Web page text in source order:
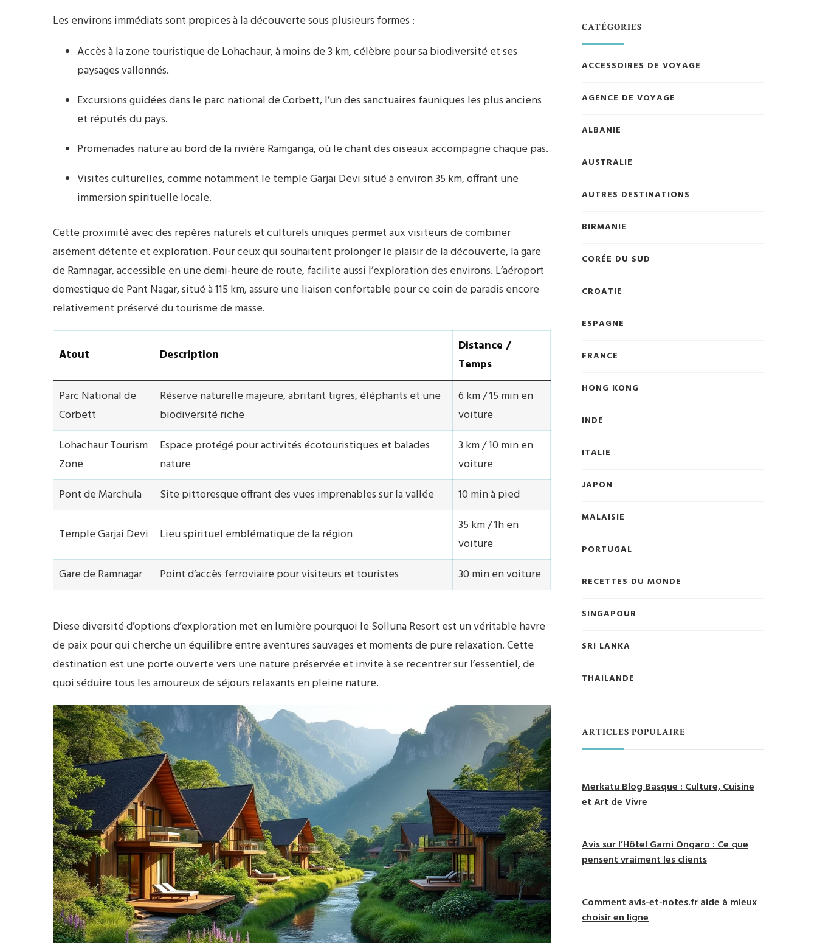
Les environs immédiats sont propices à la découverte sous plusieurs formes :
Accès à la zone touristique de Lohachaur, à moins de 3 km, célèbre pour sa biodiversité et ses
paysages vallonnés.
Excursions guidées dans le parc national de Corbett, l’un des sanctuaires fauniques les plus anciens
et réputés du pays.
Promenades nature au bord de la rivière Ramganga, où le chant des oiseaux accompagne chaque pas.
Visites culturelles, comme notamment le temple Garjai Devi situé à environ 35 km, offrant une
immersion spirituelle locale.
Cette proximité avec des repères naturels et culturels uniques permet aux visiteurs de combiner
aisément détente et exploration. Pour ceux qui souhaitent prolonger le plaisir de la découverte, la gare
de Ramnagar, accessible en une demi-heure de route, facilite aussi l’exploration des environs. L’aéroport
domestique de Pant Nagar, situé à 115 km, assure une liaison confortable pour ce coin de paradis encore
relativement préservé du tourisme de masse.
Atout Description
Distance /
Temps
Parc National de
Corbett
Réserve naturelle majeure, abritant tigres, éléphants et une
biodiversité riche
6 km / 15 min en
voiture
Lohachaur Tourism
Zone
Espace protégé pour activités écotouristiques et balades
nature
3 km / 10 min en
voiture
Pont de Marchula
Site pittoresque offrant des vues imprenables sur la vallée 10 min à pied
Temple Garjai Devi Lieu spirituel emblématique de la région
35 km / 1h en
voiture
Gare de Ramnagar
Point d’accès ferroviaire pour visiteurs et touristes 30 min en voiture
Diese diversité d’options d’exploration met en lumière pourquoi le Solluna Resort est un véritable havre
de paix pour qui cherche un équilibre entre aventures sauvages et moments de pure relaxation. Cette
destination est une porte ouverte vers une nature préservée et invite à se recentrer sur l’essentiel, de
quoi séduire tous les amoureux de séjours relaxants en pleine nature.
CATÉGORIES
ACCESSOIRES DE VOYAGE
AGENCE DE VOYAGE
ALBANIE
AUSTRALIE
AUTRES DESTINATIONS
BIRMANIE
CORÉE DU SUD
CROATIE
ESPAGNE
FRANCE
HONG KONG
INDE
ITALIE
JAPON
MALAISIE
PORTUGAL
RECETTES DU MONDE
SINGAPOUR
SRI LANKA
THAILANDE
ARTICLES POPULAIRE
Merkatu Blog Basque : Culture, Cuisine
et Art de Vivre
Avis sur l’Hôtel Garni Ongaro : Ce que
pensent vraiment les clients
Comment avis-et-notes.fr aide à mieux
choisir en ligne